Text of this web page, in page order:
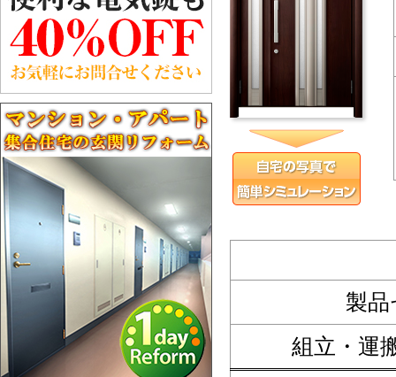
製
組立・運